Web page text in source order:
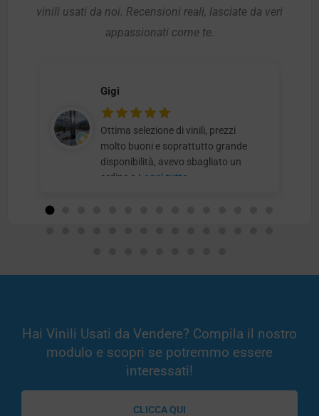
vinili usati da noi. Recensioni reali, lasciate da veri
appassionati come te.
Gigi
Ottima selezione di vinili, prezzi
molto buoni e soprattutto grande
disponibilità, avevo sbagliato un
ordine e Leggi tutto
Hai Vinili Usati da Vendere? Compila il nostro
modulo e scopri se potremmo essere
interessati!
CLICCA QUI